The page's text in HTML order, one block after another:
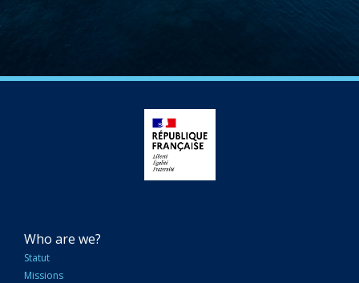
NAVIGATION
PRINCIPALE
Who are we?
Statut
Missions